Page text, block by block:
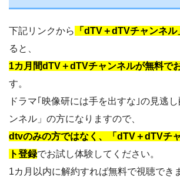
下記リンクから 「dTV＋dTVチャンネ
ると、
1カ月間dTV＋dTVチャンネルが無料で
す。
ドラマ｢映像研には手を出すな｣の見逃
ンネル」の方になりますので、
dtvのみの方ではなく、「dTV＋dTVチ
ト登録でお試し体験してください。
1カ月以内に解約すれば無料で視聴でき